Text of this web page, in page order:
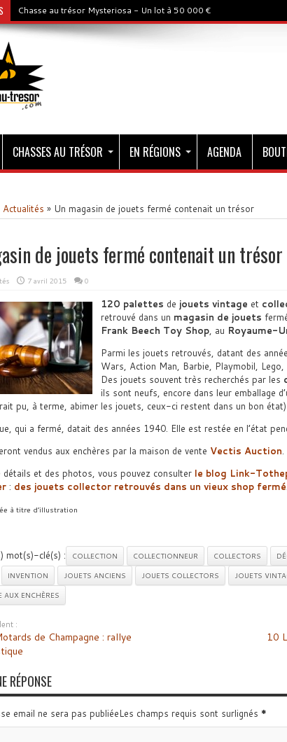
Chasse au trésor Mysteriosa - Un lot à 50 000 €
CHASSES AU TRÉSOR EN RÉGIONS AGENDA
Actualités » Un magasin de jouets fermé contenait un trésor
de jouets fermé contenait un trésor
7 avril 2015 0
120 palettes de jouets vintage et
retrouvé dans un magasin de jouets
Frank Beech Toy Shop, au Royaume-
Parmi les jouets retrouvés, datant des
Wars, Action Man, Barbie, Playmobil, Lego,
Des jouets souvent très recherchés par les
ils sont neufs, encore dans leur emballage
pu, à terme, abimer les jouets, ceux-ci restent dans un bon
qui a fermé, datait des années 1940. Elle est restée en l’état
vendus aux enchères par la maison de vente Vectis Auction.
détails et des photos, vous pouvez consulter le blog Link-
: des jouets collector retrouvés dans un vieux shop fermé
à titre d’illustration
mot(s)-clé(s) : COLLECTION COLLECTIONNEUR COLLECTORS
INVENTION JOUETS ANCIENS JOUETS COLLECTORS JOUETS
AUX ENCHÈRES
:
de Champagne : rallye
10
RÉPONSE
email ne sera pas publiéeLes champs requis sont surlignés *